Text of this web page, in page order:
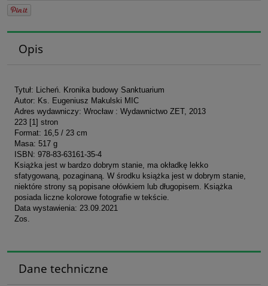
Opis
Tytuł: Licheń. Kronika budowy Sanktuarium
Autor: Ks. Eugeniusz Makulski MIC
Adres wydawniczy: Wrocław : Wydawnictwo ZET, 2013
223 [1] stron
Format: 16,5 / 23 cm
Masa: 517 g
ISBN: 978-83-63161-35-4
Książka jest w bardzo dobrym stanie, ma okładkę lekko
sfatygowaną, pozaginaną. W środku książka jest w dobrym stanie,
niektóre strony są popisane ołówkiem lub długopisem. Książka
posiada liczne kolorowe fotografie w tekście.
Data wystawienia: 23.09.2021
Zos.
Dane techniczne